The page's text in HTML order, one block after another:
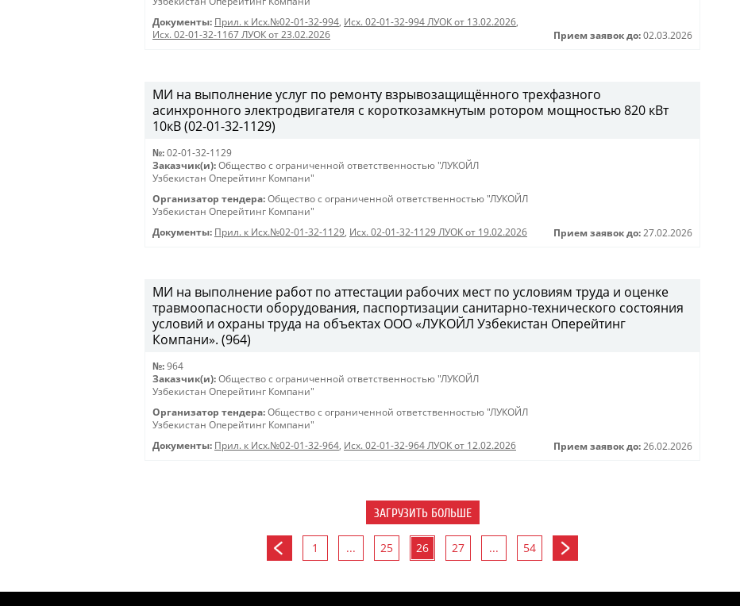
Документы: Прил. к Исх.№02-01-32-994, Исх. 02-01-32-994 ЛУОК от 13.02.2026,
Исх. 02-01-32-1167 ЛУОК от 23.02.2026
Прием заявок до: 02.03.2026
МИ на выполнение услуг по ремонту взрывозащищённого трехфазного
асинхронного электродвигателя с короткозамкнутым ротором мощностью 820 кВт
10кВ (02-01-32-1129)
№: 02-01-32-1129
Заказчик(и): Общество с ограниченной ответственностью "ЛУКОЙЛ
Узбекистан Оперейтинг Компани"
Организатор тендера: Общество с ограниченной ответственностью "ЛУКОЙЛ
Узбекистан Оперейтинг Компани"
Документы: Прил. к Исх.№02-01-32-1129, Исх. 02-01-32-1129 ЛУОК от 19.02.2026 Прием заявок до: 27.02.2026
МИ на выполнение работ по аттестации рабочих мест по условиям труда и оценке
травмоопасности оборудования, паспортизации санитарно-технического состояния
условий и охраны труда на объектах ООО «ЛУКОЙЛ Узбекистан Оперейтинг
Компани». (964)
№: 964
Заказчик(и): Общество с ограниченной ответственностью "ЛУКОЙЛ
Узбекистан Оперейтинг Компани"
Организатор тендера: Общество с ограниченной ответственностью "ЛУКОЙЛ
Узбекистан Оперейтинг Компани"
Документы: Прил. к Исх.№02-01-32-964, Исх. 02-01-32-964 ЛУОК от 12.02.2026 Прием заявок до: 26.02.2026
ЗАГРУЗИТЬ БОЛЬШЕ
1 ... 25 26 27 ... 54